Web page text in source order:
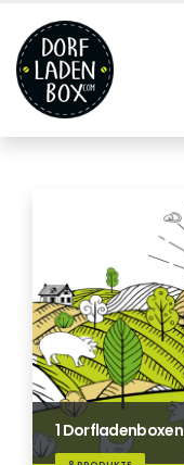
1 Dorfladenboxen